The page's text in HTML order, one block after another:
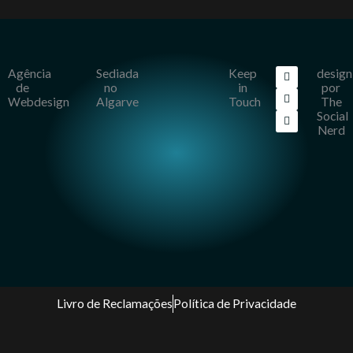
Agência
de
Webdesign
Sediada
no
Algarve
Keep
in
Touch
F
a
c
e
b
o
o
I
n
s
t
a
g
r
L
i
n
k
e
d
i
design
por
The
Social
Nerd
Livro de ReclamaçõesPolítica de Privacidade